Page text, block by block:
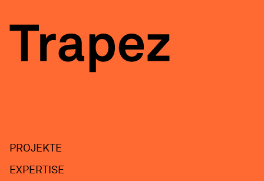
PROJEKTE
EXPERTISE